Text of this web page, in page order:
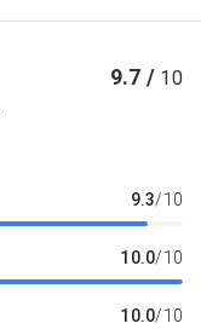
9.7 / 10
9.3/10
10.0/10
10.0/10